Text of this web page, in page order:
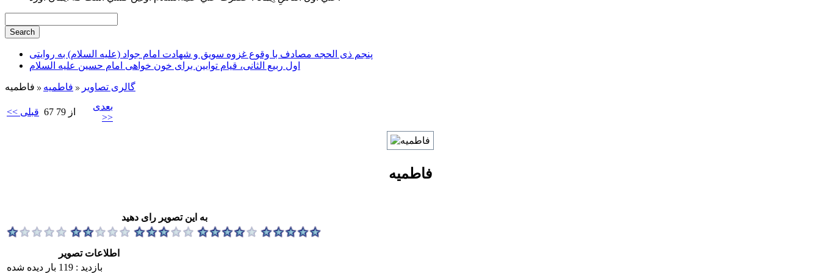
پنجم ذی الحجه مصادف با وقوع غزوه سویق و شهادت امام جواد (علیه السلام) به روایتی
اول ربیع الثانی، قیام توابین برای خون خواهی امام حسین علیه السلام
گالری تصاویر فاطميه فاطمیه
<< قبلی 67 از 79
بعدی
>>
فاطمیه
به این تصویر رای دهید
اطلاعات تصویر
بازدید : 119 بار دیده شده